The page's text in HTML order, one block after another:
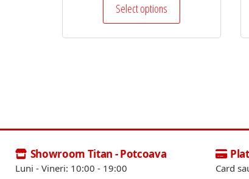
Select options
Showroom Titan - Potcoava
Luni - Vineri: 10:00 - 19:00
Card